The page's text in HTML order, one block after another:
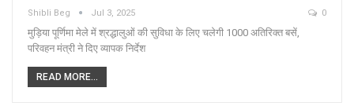
Shibli Beg Jul 3, 2025 0
मुड़िया पूर्णिमा मेले में श्रद्धालुओं की सुविधा के लिए चलेगी 1000 अतिरिक्त बसें,
परिवहन मंत्री ने दिए व्यापक निर्देश
READ MORE...